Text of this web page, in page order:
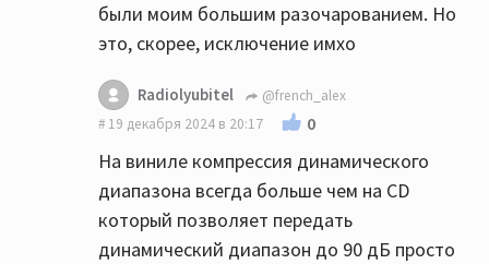
были моим большим разочарованием. Но
это, скорее, исключение имхо
Radiolyubitel
@french_alex
19 декабря 2024 в 20:17
0
На виниле компрессия динамического
диапазона всегда больше чем на СD
который позволяет передать
динамический диапазон до 90 дБ просто